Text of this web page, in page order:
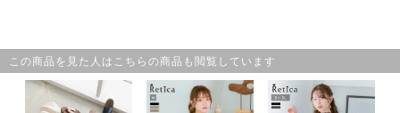
この商品を見た人はこちらの商品も閲覧しています